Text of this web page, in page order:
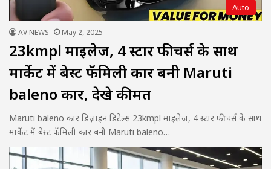
Auto
AV NEWS May 2, 2025
23kmpl माइलेज, 4 स्टार फीचर्स के साथ
मार्केट में बेस्ट फॅमिली कार बनी Maruti
baleno कार, देखे कीमत
Maruti baleno कार डिज़ाइन डिटेल्स 23kmpl माइलेज, 4 स्टार फीचर्स के साथ
मार्केट में बेस्ट फॅमिली कार बनी Maruti baleno…